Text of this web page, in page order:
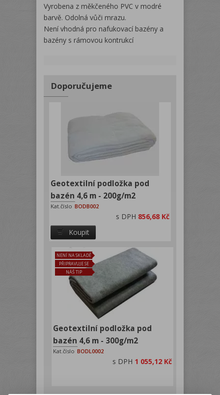
Vyrobena z měkčeného PVC v modré
barvě. Odolná vůči mrazu.
Není vhodná pro nafukovací bazény a
bazény s rámovou kontrukcí
Doporučujeme
Geotextilní podložka pod
bazén 4,6 m - 200g/m2
Kat.číslo BODB002
s DPH 856,68 Kč
Koupit
NENÍ NA SKLADĚ
PŘIPRAVUJE SE
NÁŠ TIP
Geotextilní podložka pod
bazén 4,6 m - 300g/m2
Kat.číslo BODL0002
s DPH 1 055,12 Kč